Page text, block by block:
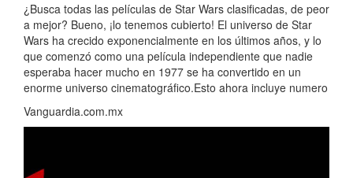
¿Busca todas las películas de Star Wars clasificadas, de peor
a mejor? Bueno, ¡lo tenemos cubierto! El universo de Star
Wars ha crecido exponencialmente en los últimos años, y lo
que comenzó como una película independiente que nadie
esperaba hacer mucho en 1977 se ha convertido en un
enorme universo cinematográfico.Esto ahora incluye numero
Vanguardia.com.mx